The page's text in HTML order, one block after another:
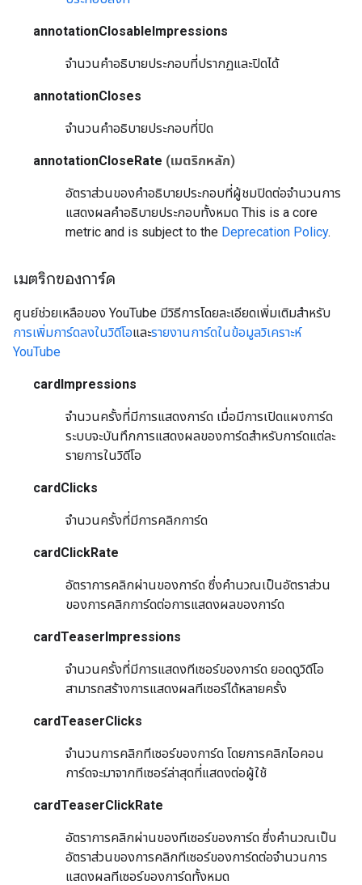
annotationClosableImpressions
จำนวนคำอธิบายประกอบที่ปรากฏและปิดได้
annotationCloses
จำนวนคำอธิบายประกอบที่ปิด
annotationCloseRate (เมตริกหลัก)
อัตราส่วนของคำอธิบายประกอบที่ผู้ชมปิดต่อจำนวนการ
แสดงผลคำอธิบายประกอบทั้งหมด This is a core
metric and is subject to the Deprecation Policy.
เมตริกของการ์ด
ศูนย์ช่วยเหลือของ YouTube มีวิธีการโดยละเอียดเพิ่มเติมสำหรับ
การเพิ่มการ์ดลงในวิดีโอและรายงานการ์ดในข้อมูลวิเคราะห์
YouTube
cardImpressions
จำนวนครั้งที่มีการแสดงการ์ด เมื่อมีการเปิดแผงการ์ด
ระบบจะบันทึกการแสดงผลของการ์ดสำหรับการ์ดแต่ละ
รายการในวิดีโอ
cardClicks
จำนวนครั้งที่มีการคลิกการ์ด
cardClickRate
อัตราการคลิกผ่านของการ์ด ซึ่งคำนวณเป็นอัตราส่วน
ของการคลิกการ์ดต่อการแสดงผลของการ์ด
cardTeaserImpressions
จำนวนครั้งที่มีการแสดงทีเซอร์ของการ์ด ยอดดูวิดีโอ
สามารถสร้างการแสดงผลทีเซอร์ได้หลายครั้ง
cardTeaserClicks
จำนวนการคลิกทีเซอร์ของการ์ด โดยการคลิกไอคอน
การ์ดจะมาจากทีเซอร์ล่าสุดที่แสดงต่อผู้ใช้
cardTeaserClickRate
อัตราการคลิกผ่านของทีเซอร์ของการ์ด ซึ่งคำนวณเป็น
อัตราส่วนของการคลิกทีเซอร์ของการ์ดต่อจำนวนการ
แสดงผลทีเซอร์ของการ์ดทั้งหมด